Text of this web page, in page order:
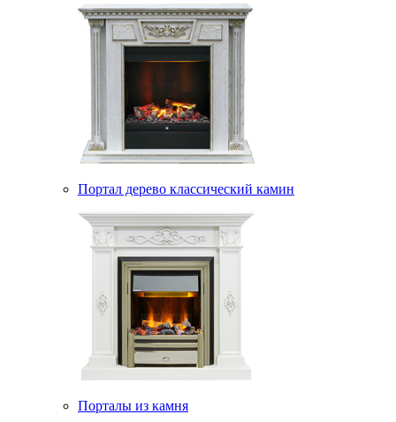
Портал дерево классический камин
Порталы из камня